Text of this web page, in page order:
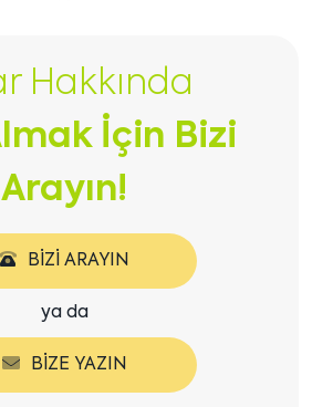
Önceki
göster
göster
Hakkında
İçin Bizi
Arayın!
BIZI ARAYIN
ya da
BIZE YAZIN